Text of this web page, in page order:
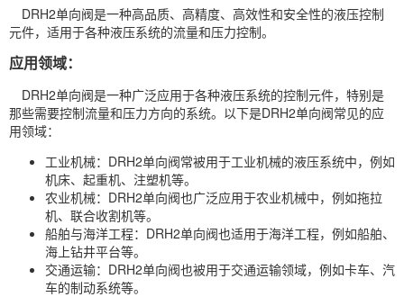
DRH2单向阀是一种高品质、高精度、高效性和安全性的液压控制
元件，适用于各种液压系统的流量和压力控制。
应用领域：
DRH2单向阀是一种广泛应用于各种液压系统的控制元件，特别是
那些需要控制流量和压力方向的系统。以下是DRH2单向阀常见的应
用领域：
工业机械：DRH2单向阀常被用于工业机械的液压系统中，例如
机床、起重机、注塑机等。
农业机械：DRH2单向阀也广泛应用于农业机械中，例如拖拉
机、联合收割机等。
船舶与海洋工程：DRH2单向阀也适用于海洋工程，例如船舶、
海上钻井平台等。
交通运输：DRH2单向阀也被用于交通运输领域，例如卡车、汽
车的制动系统等。